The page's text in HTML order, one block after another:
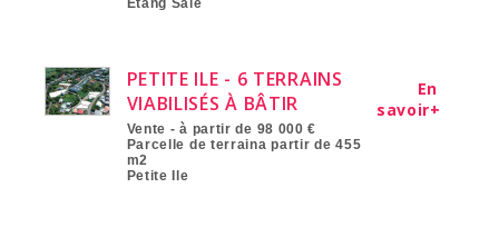
PETITE ILE - 6 TERRAINS
VIABILISÉS À BÂTIR
Vente - à partir de 98 000 €
Parcelle de terraina partir de 455
m2
Petite Ile
En
savoir+